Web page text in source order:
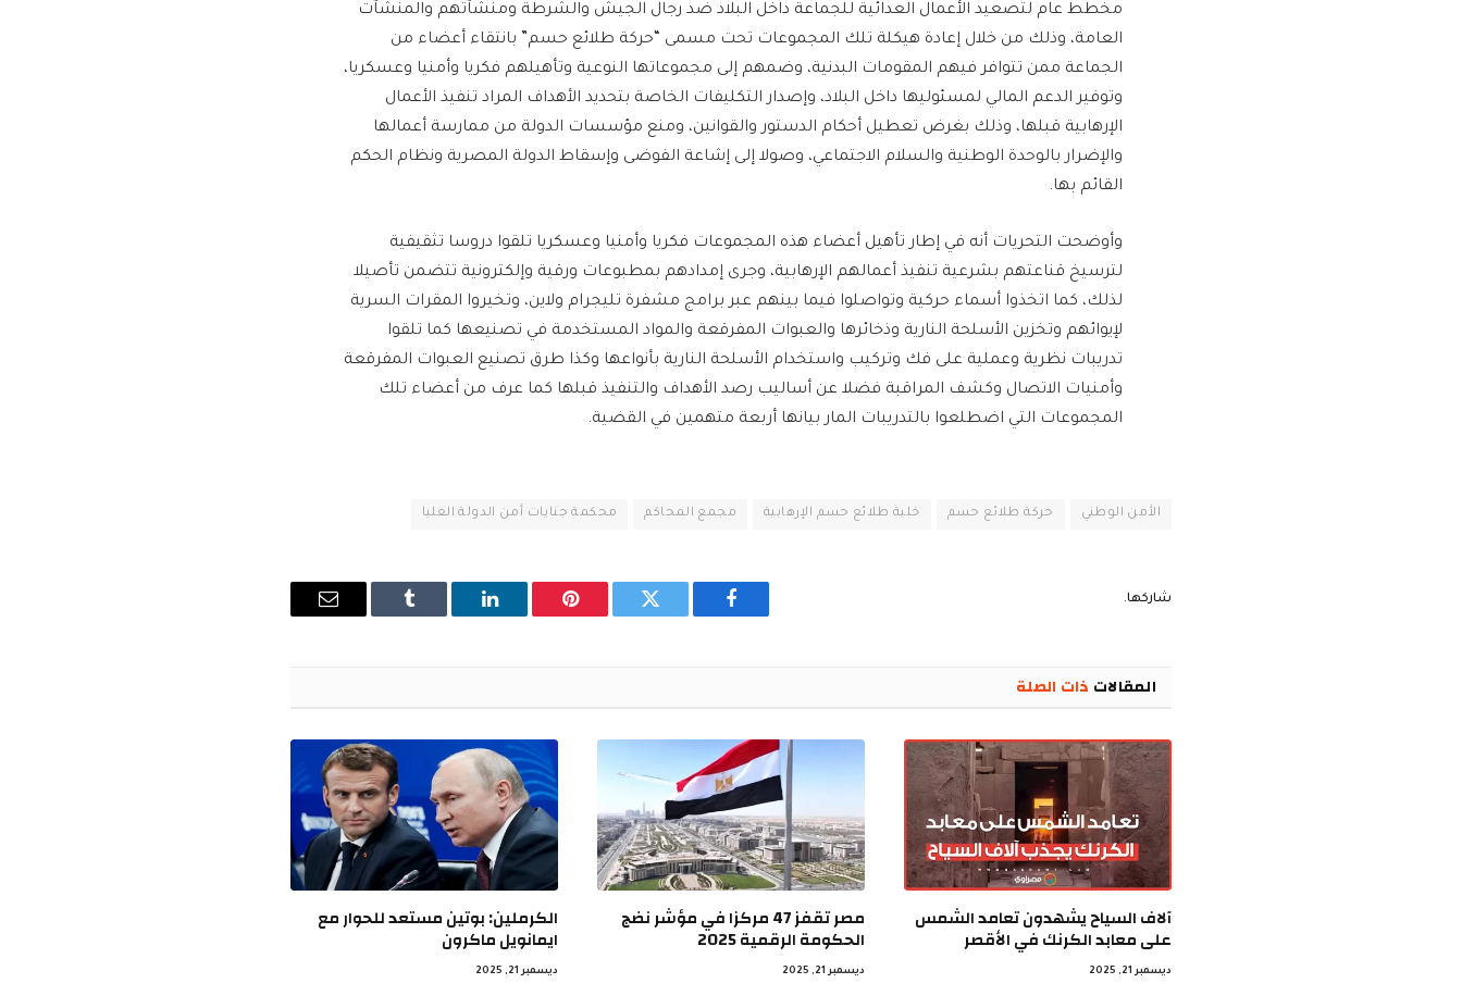
مخطط عام لتصعيد الأعمال العدائية للجماعة داخل البلاد ضد رجال الجيش والشرطة ومنشآتهم والمنشآت
العامة، وذلك من خلال إعادة هيكلة تلك المجموعات تحت مسمى “حركة طلائع حسم” بانتقاء أعضاء من
الجماعة ممن تتوافر فيهم المقومات البدنية، وضمهم إلى مجموعاتها النوعية وتأهيلهم فكريا وأمنيا وعسكريا،
وتوفير الدعم المالي لمسئوليها داخل البلاد، وإصدار التكليفات الخاصة بتحديد الأهداف المراد تنفيذ الأعمال
الإرهابية قبلها، وذلك بغرض تعطيل أحكام الدستور والقوانين، ومنع مؤسسات الدولة من ممارسة أعمالها
والإضرار بالوحدة الوطنية والسلام الاجتماعي، وصولا إلى إشاعة الفوضى وإسقاط الدولة المصرية ونظام الحكم
القائم بها.
وأوضحت التحريات أنه في إطار تأهيل أعضاء هذه المجموعات فكريا وأمنيا وعسكريا تلقوا دروسا تثقيفية
لترسيخ قناعتهم بشرعية تنفيذ أعمالهم الإرهابية، وجرى إمدادهم بمطبوعات ورقية وإلكترونية تتضمن تأصيلا
لذلك، كما اتخذوا أسماء حركية وتواصلوا فيما بينهم عبر برامج مشفرة تليجرام ولاين، وتخيروا المقرات السرية
لإيوائهم وتخزين الأسلحة النارية وذخائرها والعبوات المفرقعة والمواد المستخدمة في تصنيعها كما تلقوا
تدريبات نظرية وعملية على فك وتركيب واستخدام الأسلحة النارية بأنواعها وكذا طرق تصنيع العبوات المفرقعة
وأمنيات الاتصال وكشف المراقبة فضلا عن أساليب رصد الأهداف والتنفيذ قبلها كما عرف من أعضاء تلك
المجموعات التي اضطلعوا بالتدريبات المار بيانها أربعة متهمين في القضية.
الأمن الوطني حركة طلائع حسم خلية طلائع حسم الإرهابية مجمع المحاكم محكمة جنايات أمن الدولة العليا
شاركها.
فيسبوك تويتر بينتيريستلينكدإن Tumblr
البريد
المقالات ذات الصلة
آلاف السياح يشهدون تعامد الشمس
على معابد الكرنك في الأقصر
ديسمبر 21, 2025
مصر تقفز 47 مركزا في مؤشر نضج
الحكومة الرقمية 2025
ديسمبر 21, 2025
الكرملين: بوتين مستعد للحوار مع
ايمانويل ماكرون
ديسمبر 21, 2025